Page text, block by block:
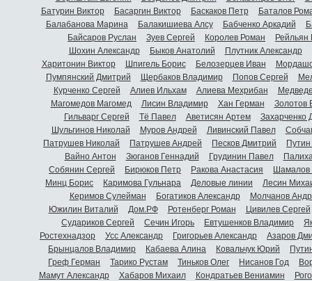
Батурин Виктор
Басаргин Виктор Баскаков Петр
Баталов
Балабанова Марина
Балакишиева Алсу Бабченко Аркадий
Байсаров Руслан
Зуев Сергей Королев Роман
Шохин Александр
Быков Анатолий Плутник Александр
Харитонин Виктор
Шпигель Борис Белозерцев Иван
Пумпянский Дмитрий
Щербаков Владимир Попов Сергей
Курченко Сергей
Алиев Ильхам Алиева Мехрибан
Магомедов Магомед
Лисин Владимир Хан Герман
Золотов
Гильварг Сергей
Тё Павел Аветисян Артем
Захарченко
Шульгинов Николай
Муров Андрей Ливинский Павел
Патрушев Николай
Патрушев Андрей Песков Дмитрий
Вайно Антон
Зюганов Геннадий Грудинин Павел
Собянин Сергей
Бирюков Петр Ракова Анастасия
Шамалов
Минц Борис
Каримова Гульнара Деловые линии
Лесин
Керимов Сулейман
Богатиков Александр
Молчанов
Южилин Виталий
Дом.РФ Ротенберг Роман
Цивилев Сергей
Судариков Сергей
Сечин Игорь Евтушенков Владимир
Ростехнадзор
Усс Александр Григорьев Александр
Азаров
Брынцалов Владимир
Кабаева Алина Ковальчук Юрий
Греф Герман
Тарико Рустам Тиньков Олег Нисанов Год
Мамут Александр
Хабаров Михаил Кондратьев Вениамин